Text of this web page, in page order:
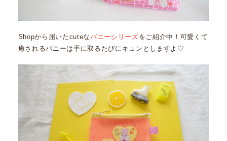
Shopから届いたcuteなバニーシリーズをご紹介中！可愛くて
癒されるバニーは手に取るたびにキュンとしますよ♡